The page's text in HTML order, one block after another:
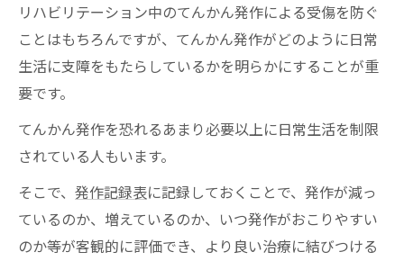
リハビリテーション中のてんかん発作による受傷を防ぐ
ことはもちろんですが、てんかん発作がどのように日常
生活に支障をもたらしているかを明らかにすることが重
要です。
てんかん発作を恐れるあまり必要以上に日常生活を制限
されている人もいます。
そこで、 発作記録表に記録しておくことで、発作が減っ
ているのか、増えているのか、いつ発作がおこりやすい
のか等が客観的に評価でき、より良い治療に結びつける